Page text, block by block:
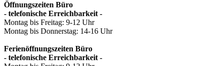
Öffnungszeiten Büro
- telefonische Erreichbarkeit -
Montag bis Freitag: 9-12 Uhr
Montag bis Donnerstag: 14-16 Uhr
Ferienöffnungszeiten Büro
- telefonische Erreichbarkeit -